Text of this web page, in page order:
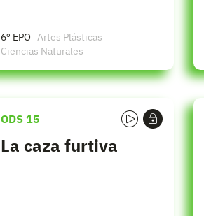
6º EPO Artes Plásticas
Ciencias Naturales
ODS 15
La caza furtiva